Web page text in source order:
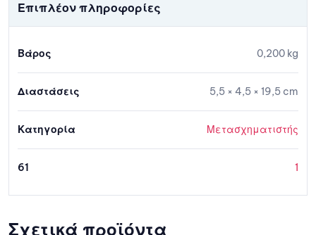
Επιπλέον πληροφορίες
Βάρος 0,200 kg
Διαστάσεις 5,5 × 4,5 × 19,5 cm
Κατηγορία Μετασχηματιστής
61 1
Σχετικά προϊόντα